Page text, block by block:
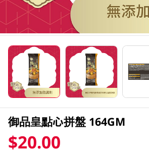
御品皇點心拼盤 164GM
$20.00